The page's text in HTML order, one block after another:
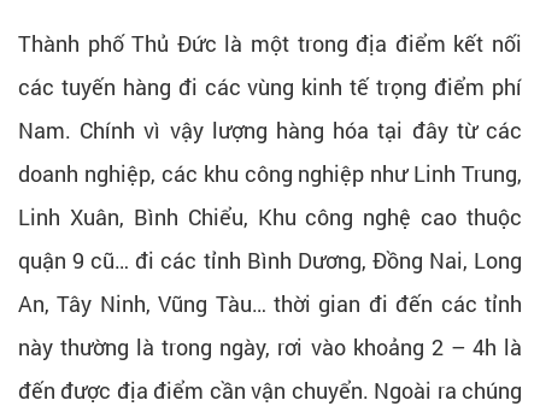
Thành phố Thủ Đức là một trong địa điểm kết nối
các tuyến hàng đi các vùng kinh tế trọng điểm phí
Nam. Chính vì vậy lượng hàng hóa tại đây từ các
doanh nghiệp, các khu công nghiệp như Linh Trung,
Linh Xuân, Bình Chiểu, Khu công nghệ cao thuộc
quận 9 cũ… đi các tỉnh Bình Dương, Đồng Nai, Long
An, Tây Ninh, Vũng Tàu… thời gian đi đến các tỉnh
này thường là trong ngày, rơi vào khoảng 2 – 4h là
đến được địa điểm cần vận chuyển. Ngoài ra chúng